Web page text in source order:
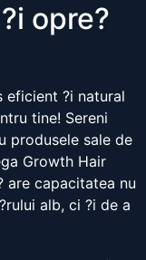
opre?
eficient ?i natural
tine! Sereni
produsele sale de
Growth Hair
are capacitatea nu
alb, ci ?i de a